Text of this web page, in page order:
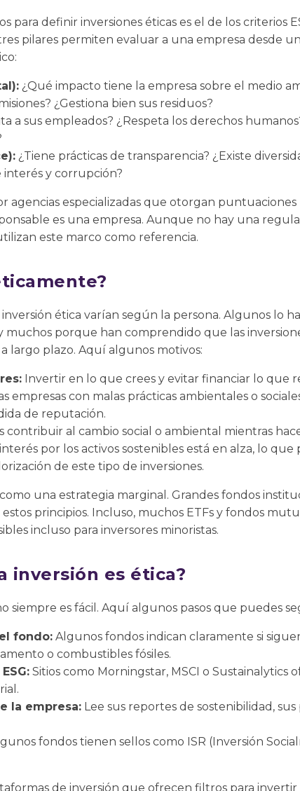
para definir inversiones éticas es el de los criterios
pilares permiten evaluar a una empresa desde
¿Qué impacto tiene la empresa sobre el medio
¿Gestiona bien sus residuos?
a sus empleados? ¿Respeta los derechos
¿Tiene prácticas de transparencia? ¿Existe
interés y corrupción?
agencias especializadas que otorgan puntuaciones
es una empresa. Aunque no hay una
este marco como referencia.
ética varían según la persona. Algunos lo
muchos porque han comprendido que las
largo plazo. Aquí algunos motivos:
Invertir en lo que crees y evitar financiar lo que
empresas con malas prácticas ambientales o
de reputación.
contribuir al cambio social o ambiental mientras
por los activos sostenibles está en alza, lo
de este tipo de inversiones.
una estrategia marginal. Grandes fondos
principios. Incluso, muchos ETFs y fondos
incluso para inversores minoristas.
inversión es ética?
siempre es fácil. Aquí algunos pasos que puedes
fondo: Algunos fondos indican claramente si
o combustibles fósiles.
Sitios como Morningstar, MSCI o Sustainalytics
la empresa: Lee sus reportes de sostenibilidad,
fondos tienen sellos como ISR (Inversión
de inversión que ofrecen filtros para invertir